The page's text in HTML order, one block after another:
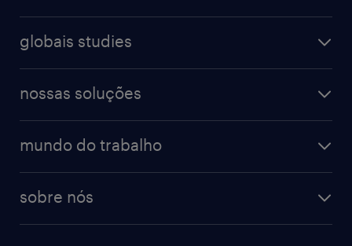
globais studies
nossas soluções
mundo do trabalho
sobre nós